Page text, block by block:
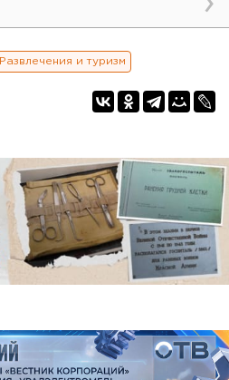
Развлечения и туризм